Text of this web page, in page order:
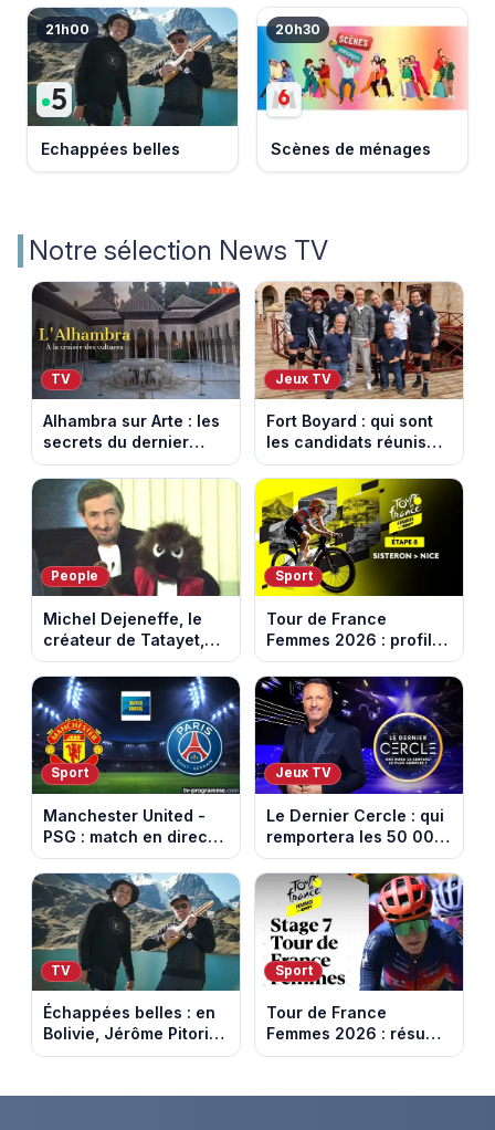
21h00
Echappées belles
20h30
Scènes de ménages
Notre sélection News TV
TV
Alhambra sur Arte : les
secrets du dernier
sultanat musulman
d’Espagne
Jeux TV
Fort Boyard : qui sont
les candidats réunis
par Cyril Féraud ce
samedi 8 août 2026 ?
People
Michel Dejeneffe, le
créateur de Tatayet,
est mort à 77 ans
Sport
Tour de France
Femmes 2026 : profil
et horaires de la 8e
étape entre Sisteron et
Nice
Sport
Manchester United -
PSG : match en direct
sur beIN Sports 1 à
17h00
Jeux TV
Le Dernier Cercle : qui
remportera les 50 000
euros face aux
personnalités ?
TV
Échappées belles : en
Bolivie, Jérôme Pitorin
découvre un pays où
mérite
Sport
Tour de France
Femmes 2026 : résumé
vidéo de la 7e étape
Mont Ventoux